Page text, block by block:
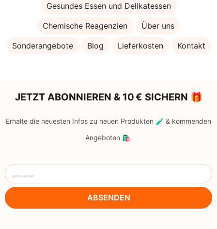
Gesundes Essen und Delikatessen
Chemische Reagenzien Über uns
Sonderangebote Blog Lieferkosten Kontakt
JETZT ABONNIEREN & 10 € SICHERN 🎁
Erhalte die neuesten Infos zu neuen Produkten 🧪 & kommenden
Angeboten 🛍️.
geben sie ihre
ABSENDEN